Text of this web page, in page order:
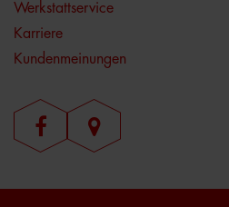
Werkstattservice
Karriere
Kundenmeinungen